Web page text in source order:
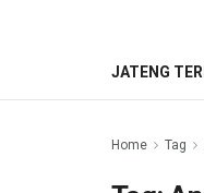
JATENG
Home Tag